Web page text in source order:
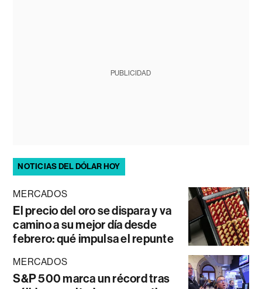
PUBLICIDAD
NOTICIAS DEL DÓLAR HOY
MERCADOS
El precio del oro se dispara y va
camino a su mejor día desde
febrero: qué impulsa el repunte
MERCADOS
S&P 500 marca un récord tras